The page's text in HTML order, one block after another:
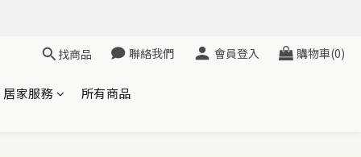
找商品 聯絡我們 會員登入 購物車(0)
居家服務 所有商品